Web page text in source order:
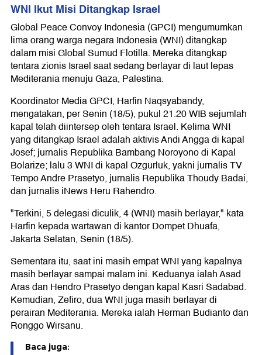
WNI Ikut Misi Ditangkap Israel
Global Peace Convoy Indonesia (GPCI) mengumumkan
lima orang warga negara Indonesia (WNI) ditangkap
dalam misi Global Sumud Flotilla. Mereka ditangkap
tentara zionis Israel saat sedang berlayar di laut lepas
Mediterania menuju Gaza, Palestina.
Koordinator Media GPCI, Harfin Naqsyabandy,
mengatakan, per Senin (18/5), pukul 21.20 WIB sejumlah
kapal telah diintersep oleh tentara Israel. Kelima WNI
yang ditangkap Israel adalah aktivis Andi Angga di kapal
Josef; jurnalis Republika Bambang Noroyono di Kapal
Bolarize; lalu 3 WNI di kapal Ozgurluk, yakni jurnalis TV
Tempo Andre Prasetyo, jurnalis Republika Thoudy Badai,
dan jurnalis iNews Heru Rahendro.
"Terkini, 5 delegasi diculik, 4 (WNI) masih berlayar," kata
Harfin kepada wartawan di kantor Dompet Dhuafa,
Jakarta Selatan, Senin (18/5).
Sementara itu, saat ini masih empat WNI yang kapalnya
masih berlayar sampai malam ini. Keduanya ialah Asad
Aras dan Hendro Prasetyo dengan kapal Kasri Sadabad.
Kemudian, Zefiro, dua WNI juga masih berlayar di
perairan Mediterania. Mereka ialah Herman Budianto dan
Ronggo Wirsanu.
Baca juga: